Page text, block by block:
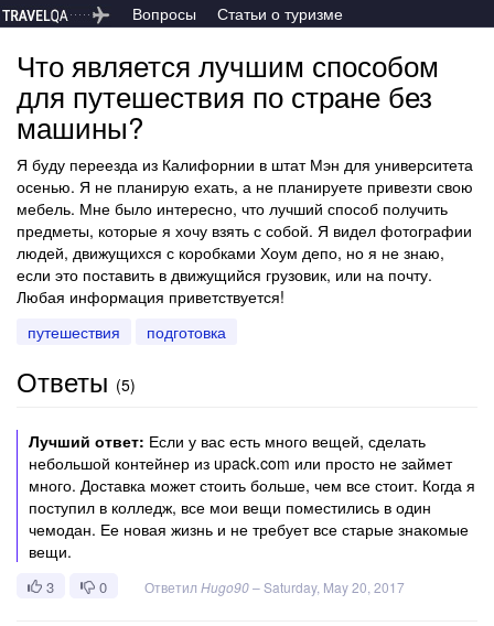
Вопросы Статьи о туризме
Что является лучшим способом
для путешествия по стране без
машины?
Я буду переезда из Калифорнии в штат Мэн для университета
осенью. Я не планирую ехать, а не планируете привезти свою
мебель. Мне было интересно, что лучший способ получить
предметы, которые я хочу взять с собой. Я видел фотографии
людей, движущихся с коробками Хоум депо, но я не знаю,
если это поставить в движущийся грузовик, или на почту.
Любая информация приветствуется!
путешествия
подготовка
Ответы (5)
Лучший ответ: Если у вас есть много вещей, сделать
небольшой контейнер из upack.com или просто не займет
много. Доставка может стоить больше, чем все стоит. Когда я
поступил в колледж, все мои вещи поместились в один
чемодан. Ее новая жизнь и не требует все старые знакомые
вещи.
3 0 Ответил Hugo90–Saturday, May 20, 2017